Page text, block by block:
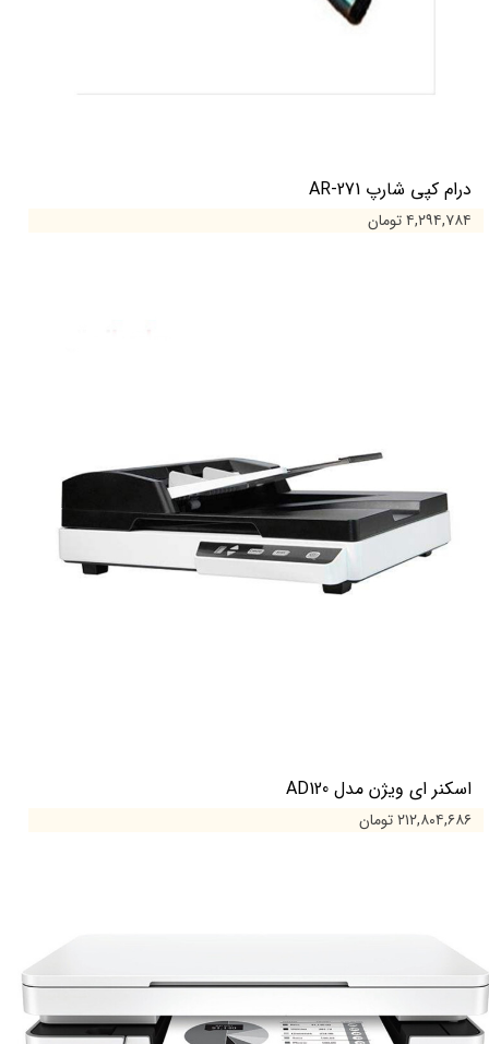
درام کپی شارپ AR-271
۴,۲۹۴,۷۸۴ تومان
اسکنر ای ویژن مدل AD120
۲۱۲,۸۰۴,۶۸۶ تومان